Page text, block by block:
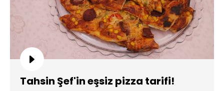
Tahsin Şef'in eşsiz pizza tarifi!